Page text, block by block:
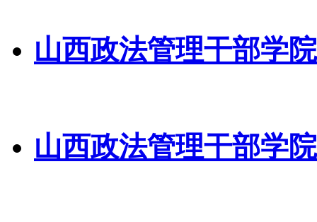
山西政法管理干部学
山西政法管理干部学